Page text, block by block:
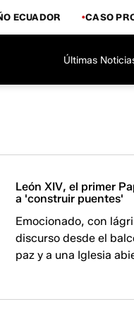
ECUADOR CASO
Últimas
León XIV, el primer
a 'construir puentes'
Emocionado, con
discurso desde el
paz y a una Iglesia